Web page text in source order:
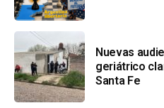
Nuevas
geriátrico
Santa Fe